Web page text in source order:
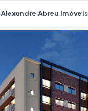
Alexandre Abreu Imóveis